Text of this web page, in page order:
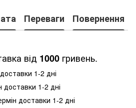
Переваги Повернення
від 1000 гривень.
1-2 дні
доставки 1-2 дні
доставки 1-2 дні